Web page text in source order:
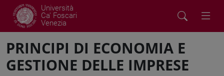
Università
Ca' Foscari
Venezia
PRINCIPI DI ECONOMIA E
GESTIONE DELLE IMPRESE